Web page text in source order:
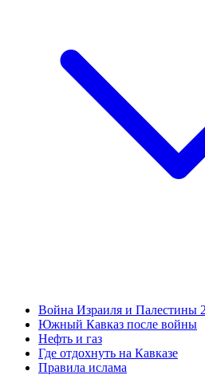
Война Израиля и Палестины
Южный Кавказ после войны
Нефть и газ
Где отдохнуть на Кавказе
Правила ислама